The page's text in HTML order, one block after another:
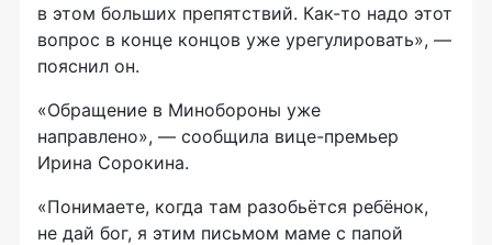
в этом больших препятствий. Как-то надо этот
вопрос в конце концов уже урегулировать», —
пояснил он.
«Обращение в Минобороны уже
направлено», — сообщила вице-премьер
Ирина Сорокина.
«Понимаете, когда там разобьётся ребёнок,
не дай бог, я этим письмом маме с папой